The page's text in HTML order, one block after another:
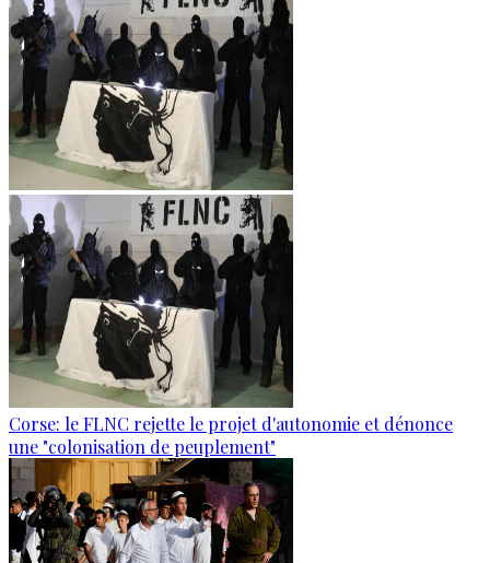
Corse: le FLNC rejette le projet d'autonomie et dénonce
une "colonisation de peuplement"